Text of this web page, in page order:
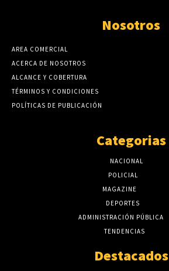
Nosotros
AREA COMERCIAL
ACERCA DE NOSOTROS
ALCANCE Y COBERTURA
TÉRMINOS Y CONDICIONES
POLÍTICAS DE PUBLICACIÓN
Categorias
NACIONAL
POLICIAL
MAGAZINE
DEPORTES
ADMINISTRACIÓN PÚBLICA
TENDENCIAS
Destacados